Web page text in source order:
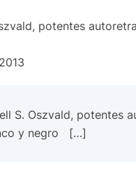
potentes
S. Oszvald, potentes
y negro […]